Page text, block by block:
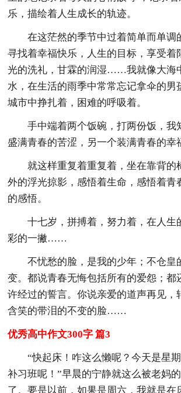
乐，描绘着人生成长的轨迹。
在这茫然的季节中过着简单而单调
寻找着幸福快乐，人生的目标，享受着
光的洗礼，甘霖的润湿……我就像大海
水，在生活的雨季中常常忘记拿伞的男
城市中挣扎着，困难的呼吸着。
手中端着两个饭碗，打两份饭，我
盛满青春的苦涩，另一个装满青春的幸
就这样重复着重复着，坐在靠背的
外的浮光掠影，感悟着生命，感悟着青
的感悟。
十七岁，拼搏着，努力着，在人生
彩的一撇……
不忧愁的脸，是我的少年；不仓皇
变。都说青春无悔包括所有的爱怨；都
许经过的誓言。你说亲爱的道声再见，
含笑的带泪的不变的脸……
优秀高中作文300字 篇3
“快起床！咋这么懒呢？今天是星
补习班呢！”早晨的宁静就这么被老妈
了。要是以前，如果是周六，我就是在